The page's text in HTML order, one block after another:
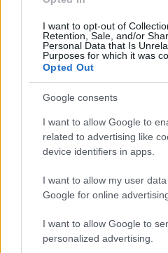
I want to opt-out of
Retention, Sale, and/or
Personal Data that Is
Purposes for which it was
Opted Out
Google consents
I want to allow Google to
related to advertising like
device identifiers in apps.
I want to allow my user
Google for online
I want to allow Google to
personalized advertising.
A Billingo új kommunikációja
vállalkozónak kínál
„Vége van kicsi” –
szúnyogot, hogy a fal